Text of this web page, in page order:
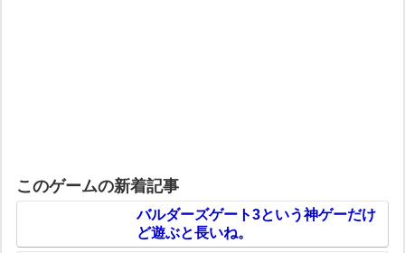
このゲームの新着記事
バルダーズゲート3という神ゲーだけ
ど遊ぶと長いね。